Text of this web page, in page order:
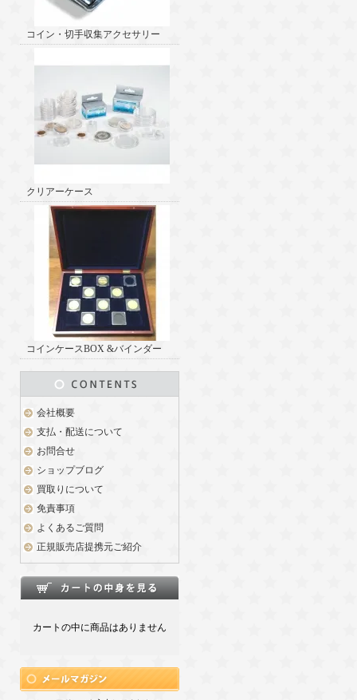
コイン・切手収集アクセサリー
クリアーケース
コインケースBOX &バインダー
会社概要
支払・配送について
お問合せ
ショップブログ
買取りについて
免責事項
よくあるご質問
正規販売店提携元ご紹介
カートの中に商品はありません